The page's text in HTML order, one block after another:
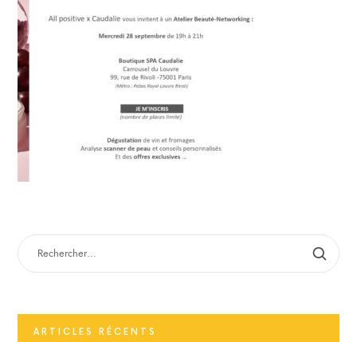
RECHERCHER :
ARTICLES RÉCENTS